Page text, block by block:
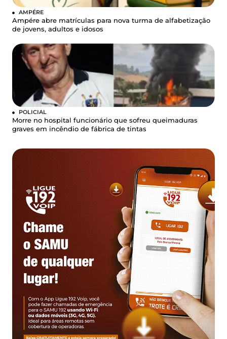
AMPÉRE
Ampére abre matrículas para nova turma de alfabetização
de jovens, adultos e idosos
POLICIAL
Morre no hospital funcionário que sofreu queimaduras
graves em incêndio de fábrica de tintas